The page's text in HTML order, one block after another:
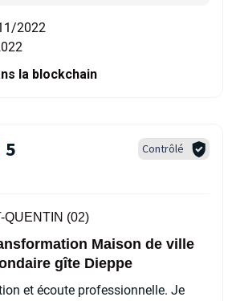
2022
la blockchain
5 Contrôlé
QUENTIN (02)
Maison de ville
gîte Dieppe
et écoute professionnelle. Je